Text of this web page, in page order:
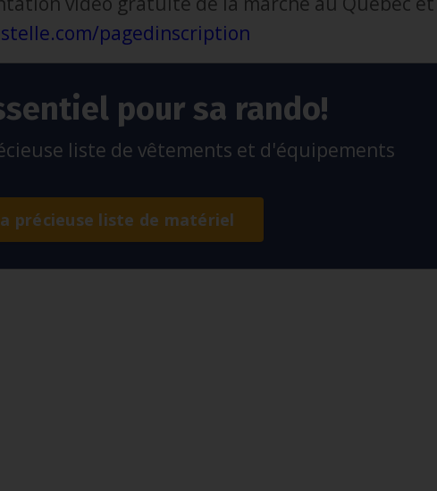
pagedinscription
pour sa rando!
liste de vêtements et d'équipements
précieuse liste de matériel